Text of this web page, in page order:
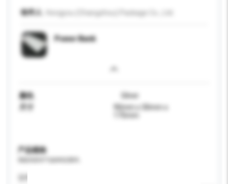
收件人
Power Bank
颜色
Silver
90mm x 30mm x
产品规格